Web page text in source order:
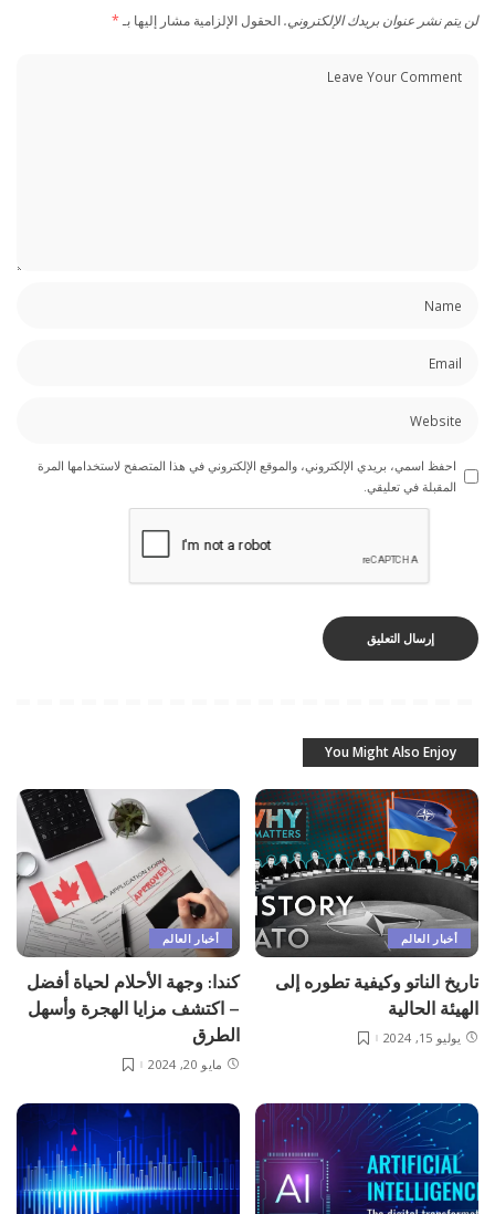
لن يتم نشر عنوان بريدك الإلكتروني.الحقول الإلزامية مشار إليها بـ*
احفظ اسمي، بريدي الإلكتروني، والموقع الإلكتروني في هذا المتصفح لاستخدامها المرة
المقبلة في تعليقي.
You Might Also Enjoy
أخبار العالم
تاريخ الناتو وكيفية تطوره إلى
الهيئة الحالية
يوليو 15, 2024
أخبار العالم
كندا: وجهة الأحلام لحياة أفضل
– اكتشف مزايا الهجرة وأسهل
الطرق
مايو 20, 2024